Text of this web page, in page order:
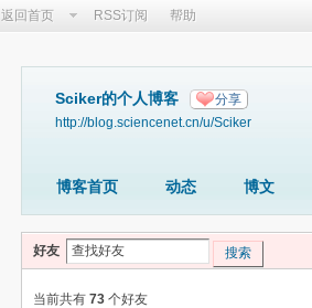
返回首页 RSS订阅 帮助
Sciker的个人博客 分享
http://blog.sciencenet.cn/u/Sciker
博客首页 动态 博文
好友 搜索
当前共有 73 个好友